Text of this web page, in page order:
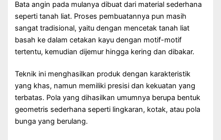
Bata angin pada mulanya dibuat dari material sederhana
seperti tanah liat. Proses pembuatannya pun masih
sangat tradisional, yaitu dengan mencetak tanah liat
basah ke dalam cetakan kayu dengan motif-motif
tertentu, kemudian dijemur hingga kering dan dibakar.
Teknik ini menghasilkan produk dengan karakteristik
yang khas, namun memiliki presisi dan kekuatan yang
terbatas. Pola yang dihasilkan umumnya berupa bentuk
geometris sederhana seperti lingkaran, kotak, atau pola
bunga yang berulang.